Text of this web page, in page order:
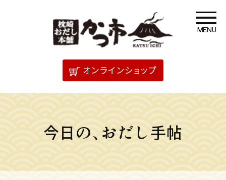
「だし」のことなら 枕崎
おだし本舗かつ市
オンラインショップ
MENU
今日の、おだし手帖